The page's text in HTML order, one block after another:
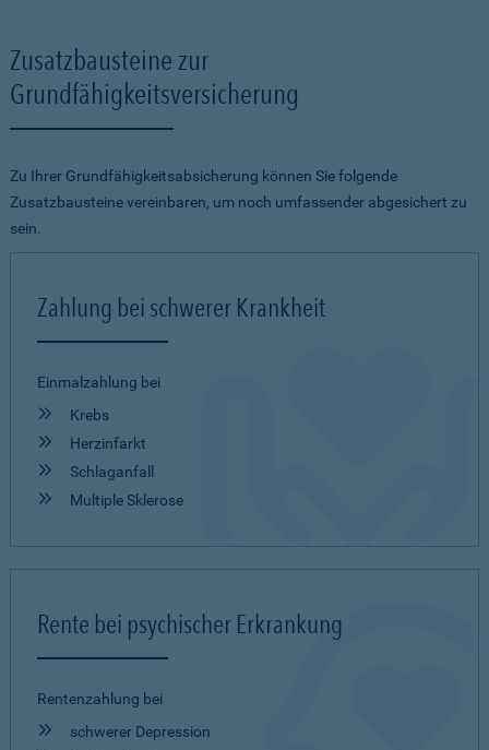
Zusatzbausteine zur
Grundfähigkeitsversicherung
Zu Ihrer Grundfähigkeitsabsicherung können Sie folgende
Zusatzbausteine vereinbaren, um noch umfassender abgesichert zu
sein.
Zahlung bei schwerer Krankheit
Einmalzahlung bei
Krebs
Herzinfarkt
Schlaganfall
Multiple Sklerose
Rente bei psychischer Erkrankung
Rentenzahlung bei
schwerer Depression